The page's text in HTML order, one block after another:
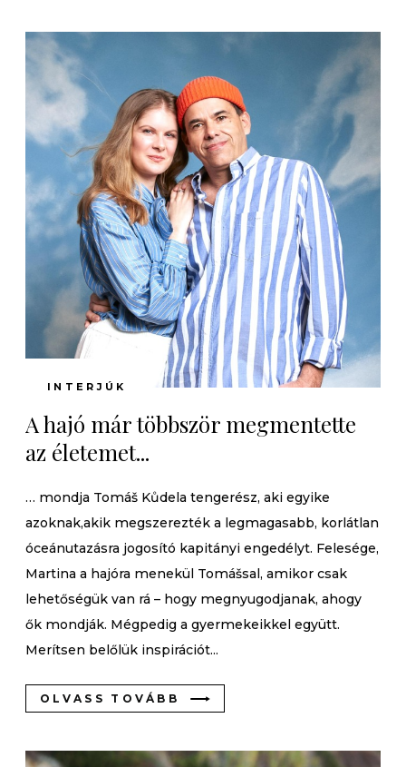
INTERJÚK
A hajó már többször megmentette
az életemet...
… mondja Tomáš Kůdela tengerész, aki egyike
azoknak,akik megszerezték a legmagasabb, korlátlan
óceánutazásra jogosító kapitányi engedélyt. Felesége,
Martina a hajóra menekül Tomášsal, amikor csak
lehetőségük van rá – hogy megnyugodjanak, ahogy
ők mondják. Mégpedig a gyermekeikkel együtt.
Merítsen belőlük inspirációt...
OLVASS TOVÁBB